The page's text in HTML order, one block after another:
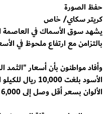
حفظ الصورة
كريتر سكاي/ خاص
يشهد سوق الأسماك في العاصمة
بالتزامن مع ارتفاع ملحوظ في
وأفاد مواطنون بأن أسعار "الثمد
الأسود بلغت
الألوان بسعر أقل وصل إلى 6,000 ريال للكيلو.